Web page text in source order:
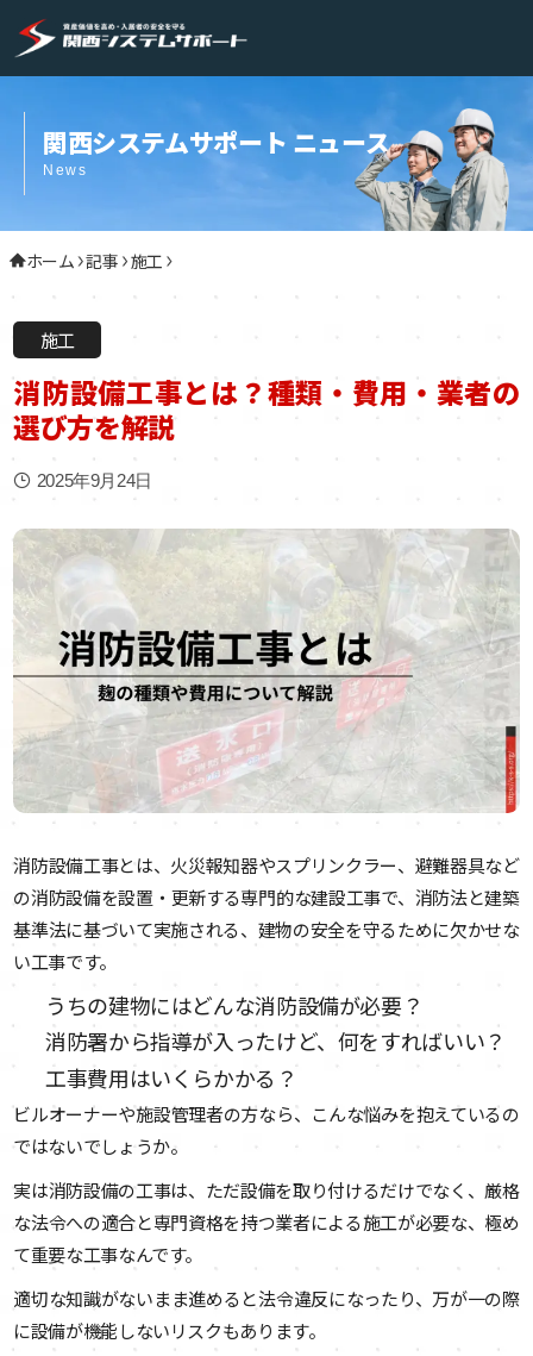
関西システムサポート ニュース
News
ホーム 記事 施工
施工
消防設備工事とは？種類・費用・業者の
選び方を解説
2025年9月24日
消防設備工事とは、火災報知器やスプリンクラー、避難器具など
の消防設備を設置・更新する専門的な建設工事で、消防法と建築
基準法に基づいて実施される、建物の安全を守るために欠かせな
い工事です。
うちの建物にはどんな消防設備が必要？
消防署から指導が入ったけど、何をすればいい？
工事費用はいくらかかる？
ビルオーナーや施設管理者の方なら、こんな悩みを抱えているの
ではないでしょうか。
実は消防設備の工事は、ただ設備を取り付けるだけでなく、厳格
な法令への適合と専門資格を持つ業者による施工が必要な、極め
て重要な工事なんです。
適切な知識がないまま進めると法令違反になったり、万が一の際
に設備が機能しないリスクもあります。